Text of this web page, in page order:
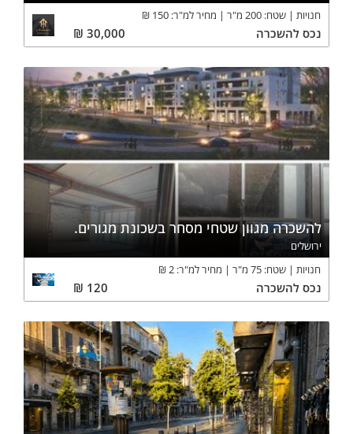
חנויות
שטח: 200 מ"ר מחיר למ"ר: 150
₪
נכס להשכרה 30,000
₪
להשכרה מגוון שטחי מסחר בשכונת מגורים.
ירושלים
חנויות
שטח: 75 מ"ר מחיר למ"ר: 2
₪
נכס להשכרה 120
₪